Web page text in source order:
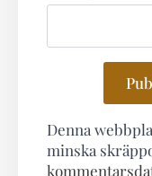
Denna
minska